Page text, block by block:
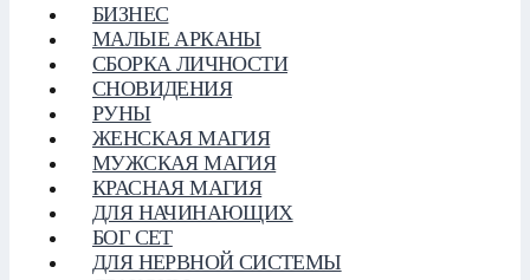
БИЗНЕС
МАЛЫЕ АРКАНЫ
СБОРКА ЛИЧНОСТИ
СНОВИДЕНИЯ
РУНЫ
ЖЕНСКАЯ МАГИЯ
МУЖСКАЯ МАГИЯ
КРАСНАЯ МАГИЯ
ДЛЯ НАЧИНАЮЩИХ
БОГ СЕТ
ДЛЯ НЕРВНОЙ СИСТЕМЫ